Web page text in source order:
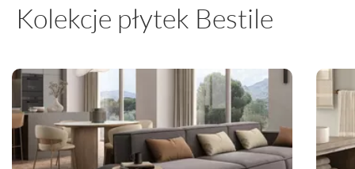
Kolekcje płytek Bestile